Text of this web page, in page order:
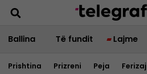
Ballina Të fundit Lajme
Prishtina Prizreni Peja Ferizaj